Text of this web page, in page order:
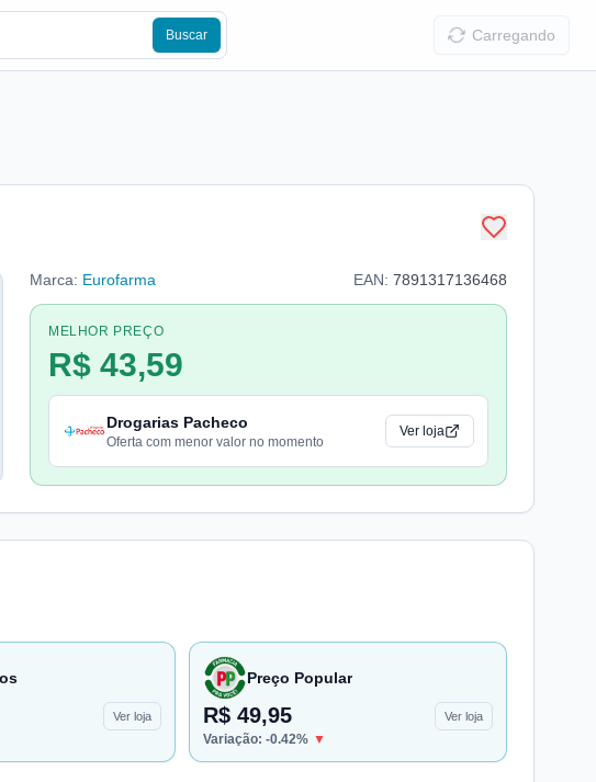
Buscar Carregando
Marca: Eurofarma EAN: 7891317136468
MELHOR PREÇO
R$ 43,59
Drogarias Pacheco
Oferta com menor valor no momento
Ver loja
Ver loja
Preço Popular
R$ 49,95 Ver loja
Variação: -0.42% ▼